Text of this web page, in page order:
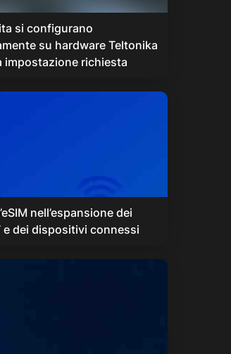
si configurano
su hardware Teltonika
richiesta
nell’espansione dei
e dei dispositivi connessi